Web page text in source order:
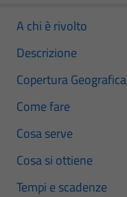
A chi è rivolto
Descrizione
Copertura Geografica
Come fare
Cosa serve
Cosa si ottiene
Tempi e scadenze